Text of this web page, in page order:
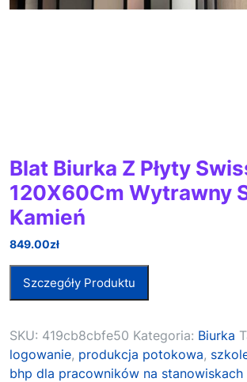
Blat Biurka Z Płyty
120X60Cm Wytrawny
Kamień
849.00zł
Szczegóły Produktu
SKU: 419cb8cbfe50 Kategoria: Biurka
logowanie, produkcja potokowa,
bhp dla pracowników na